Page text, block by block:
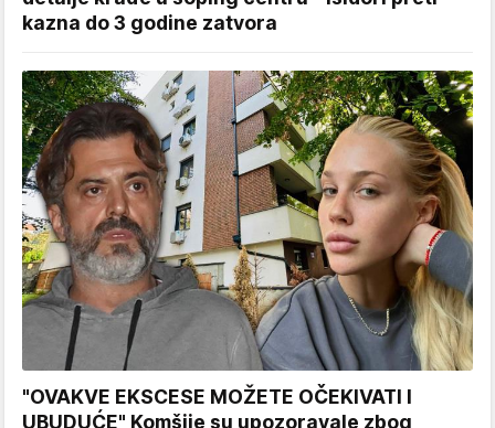
kazna do 3 godine zatvora
"OVAKVE EKSCESE MOŽETE OČEKIVATI I
UBUDUĆE" Komšije su upozoravale zbog